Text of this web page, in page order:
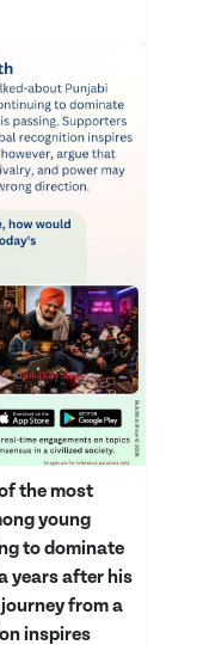
the most
young
to dominate
years after his
from a
inspires